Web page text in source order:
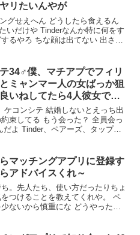
リたいんやが
グせえへん どうしたら食えるん
いだけや Tinderなんか特に何をす
るやろ ちな顔は出てない 出さん
34♂僕、マチアプでフィリ
ミャンマー人の女ばっか狙
いねしてたら4人彼女でき
ｗ
コンシテ 結婚しないとえっち出
束してる もう会った？ 全員会っ
よ Tinder、ペアーズ、タップル
マッチングアプリに登録す
アドバイスくれ～
。先人たち、使い方だったりちょ
つけることを教えてくれや。 ペ
ないから慎重にな どうやったら